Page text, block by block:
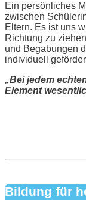
Ein persönliches
zwischen
Eltern. Es ist uns
Richtung zu
und Begabungen
individuell
„Bei jedem
Element
Bildung für